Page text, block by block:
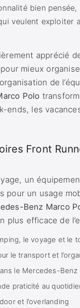
bien
veulent exploiter
apprécié
mieux
de
Polo
ends, les
Front
un
pour un usage
Benz Marco
plus efficace de
le voyage et le
le transport et
le Mercedes-Benz
praticité au
et l’overlanding